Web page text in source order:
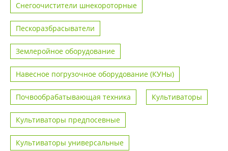
Снегоочистители шнекороторные
Пескоразбрасыватели
Землеройное оборудование
Навесное погрузочное оборудование (КУНы)
Почвообрабатывающая техника Культиваторы
Культиваторы предпосевные
Культиваторы универсальные